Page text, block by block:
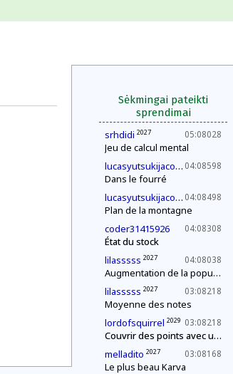
Sėkmingai pateikti
sprendimai
05:08028
srhdidi 2027
Jeu de calcul mental
04:08598
lucasyutsukijacono 2030
Dans le fourré
04:08498
lucasyutsukijacono 2030
Plan de la montagne
04:08308
coder31415926
État du stock
04:08038
lilasssss 2027
Augmentation de la population
03:08218
lilasssss 2027
Moyenne des notes
03:08218
lordofsquirrel 2029
Couvrir des points avec un segment de longueur fixe
03:08168
melladito 2027
Le plus beau Karva